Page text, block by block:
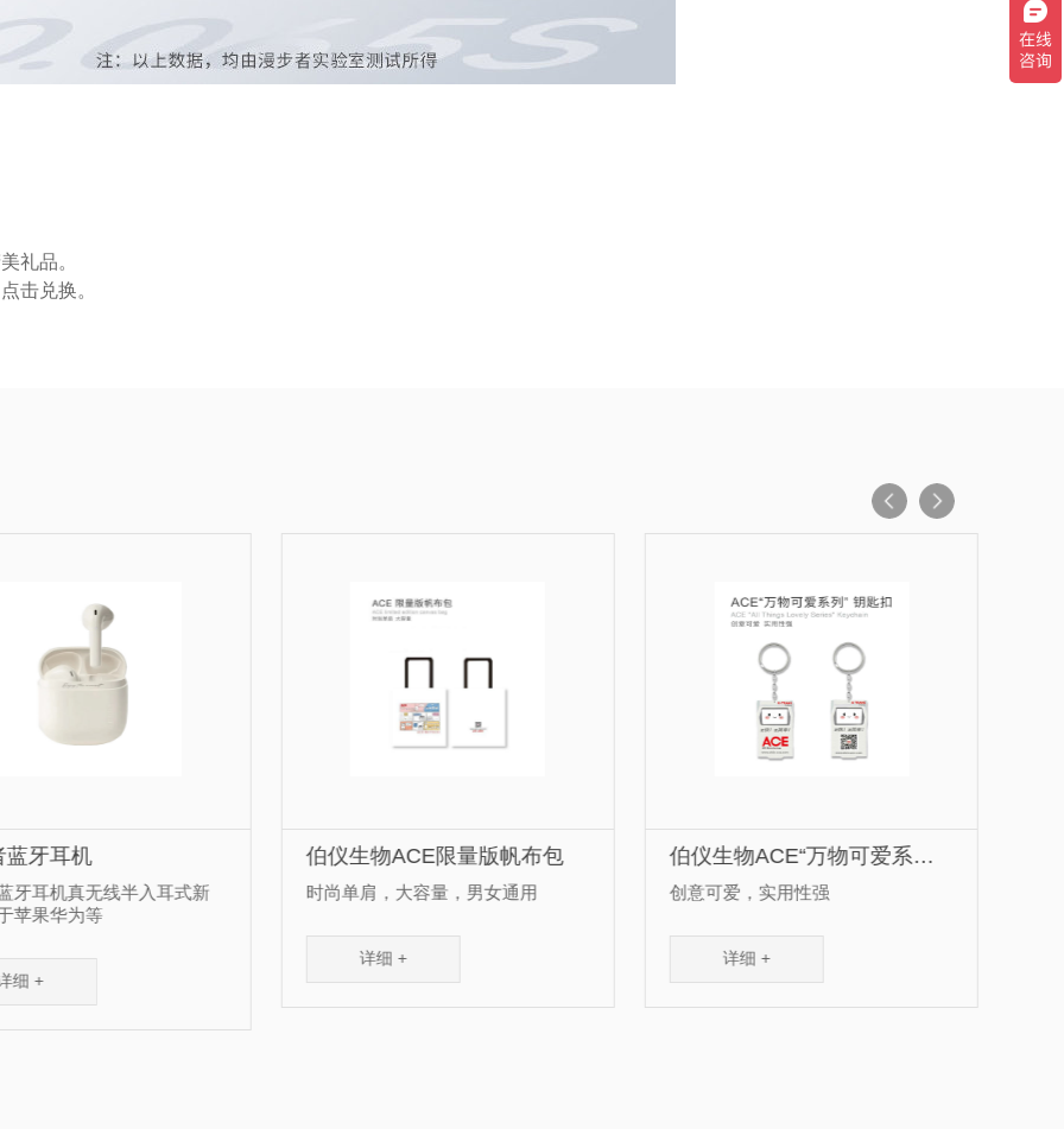
礼品。
击兑换。
仪生物ACE限量版帆布包
尚单肩，大容量，男女通用
详细 +
伯仪生物ACE“万物可爱系
列”钥匙扣1
创意可爱，实用性强
伯仪生物ACE“万物可爱系
列”钥匙扣2
创意可爱，实用性强